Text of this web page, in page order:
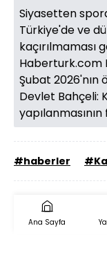
Siyasetten
Türkiye'de ve
kaçırılmaması
Haberturk.com
Şubat 2026'nın
Devlet Bahçeli:
yapılanmasının
#haberler
Ana Sayfa